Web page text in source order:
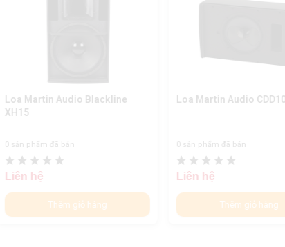
Loa Martin Audio Blackline
XH15
0 sản phẩm đã bán
Liên hệ
Thêm giỏ hàng
Loa Martin Audio CDD10
0 sản phẩm đã bán
Liên hệ
Thêm giỏ hàng